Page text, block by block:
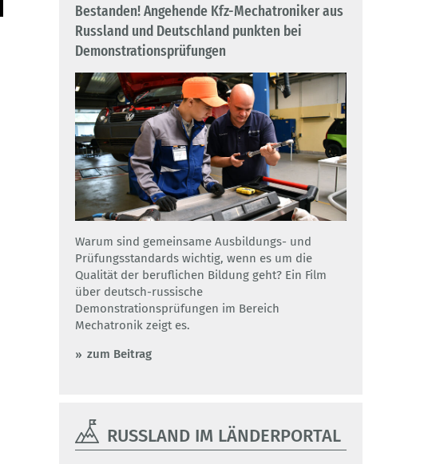
Bestanden! Angehende Kfz-Mechatroniker aus
Russland und Deutschland punkten bei
Demonstrationsprüfungen
Warum sind gemeinsame Ausbildungs- und
Prüfungsstandards wichtig, wenn es um die
Qualität der beruflichen Bildung geht? Ein Film
über deutsch-russische
Demonstrationsprüfungen im Bereich
Mechatronik zeigt es.
zum Beitrag
RUSSLAND IM LÄNDERPORTAL